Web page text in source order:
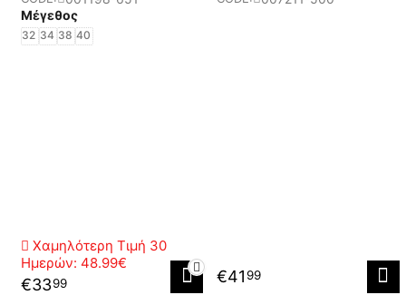
Μέγεθος
32 34 38 40
Χαμηλότερη Τιμή 30
Ημερών: 48.99€
€3399 €41 99